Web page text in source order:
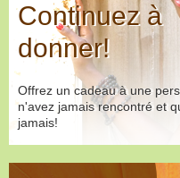
Continuez à
donner!
Offrez un cadeau à une
n'avez jamais rencontré et
jamais!